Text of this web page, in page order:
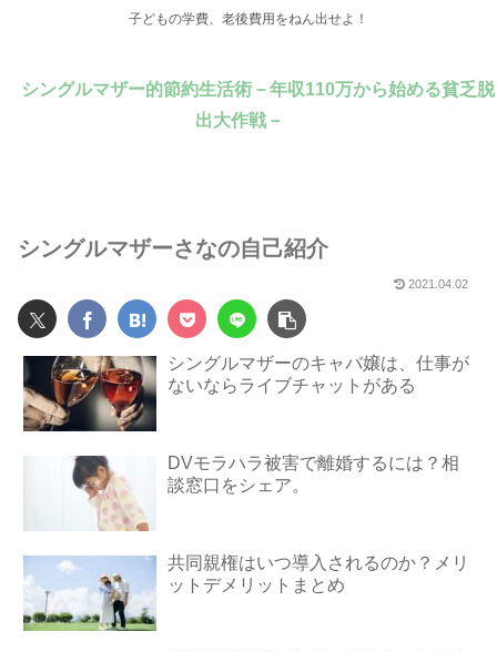
子どもの学費、老後費用をねん出せよ！
シングルマザー的節約生活術－年収110万から始める貧乏脱
出大作戦－
シングルマザーさなの自己紹介
2021.04.02
シングルマザーのキャバ嬢は、仕事が
ないならライブチャットがある
DVモラハラ被害で離婚するには？相
談窓口をシェア。
共同親権はいつ導入されるのか？メリ
ットデメリットまとめ